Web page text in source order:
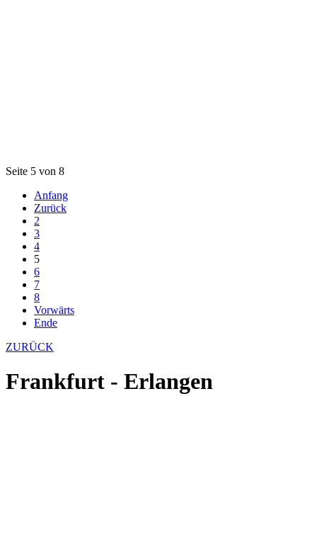
Seite 5 von 8
Anfang
Zurück
2
3
4
5
6
7
8
Vorwärts
Ende
ZURÜCK
Frankfurt - Erlangen